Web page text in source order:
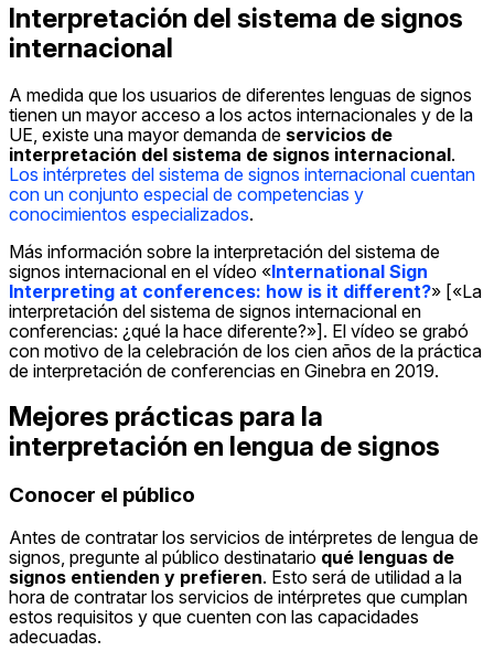
Interpretación del sistema de signos
internacional
A medida que los usuarios de diferentes lenguas de signos
tienen un mayor acceso a los actos internacionales y de la
UE, existe una mayor demanda de servicios de
interpretación del sistema de signos internacional.
Los intérpretes del sistema de signos internacional cuentan
con un conjunto especial de competencias y
conocimientos especializados.
Más información sobre la interpretación del sistema de
signos internacional en el vídeo «International Sign
Interpreting at conferences: how is it different?» [«La
interpretación del sistema de signos internacional en
conferencias: ¿qué la hace diferente?»]. El vídeo se grabó
con motivo de la celebración de los cien años de la práctica
de interpretación de conferencias en Ginebra en 2019.
Mejores prácticas para la
interpretación en lengua de signos
Conocer el público
Antes de contratar los servicios de intérpretes de lengua de
signos, pregunte al público destinatario qué lenguas de
signos entienden y prefieren. Esto será de utilidad a la
hora de contratar los servicios de intérpretes que cumplan
estos requisitos y que cuenten con las capacidades
adecuadas.